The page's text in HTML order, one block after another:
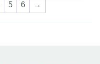
5 6 →